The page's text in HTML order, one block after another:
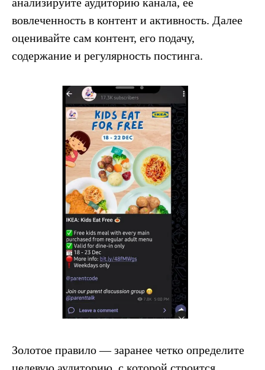
вовлеченность в контент и активность. Далее
оценивайте сам контент, его подачу,
содержание и регулярность постинга.
Золотое правило — заранее четко определите